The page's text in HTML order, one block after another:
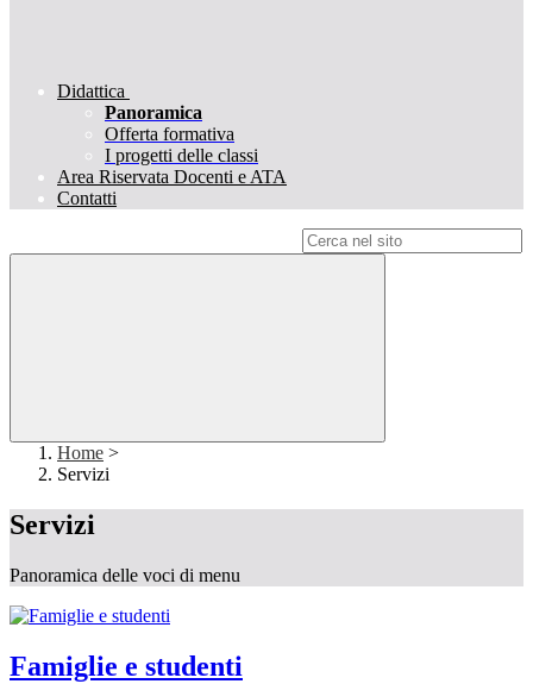
Didattica
Panoramica
Offerta formativa
I progetti delle classi
Area Riservata Docenti e ATA
Contatti
Home >
Servizi
Servizi
Panoramica delle voci di menu
Famiglie e studenti